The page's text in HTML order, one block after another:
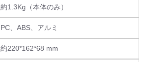
約1.3Kg（本体のみ）
PC、ABS、アルミ
約220*162*68 mm